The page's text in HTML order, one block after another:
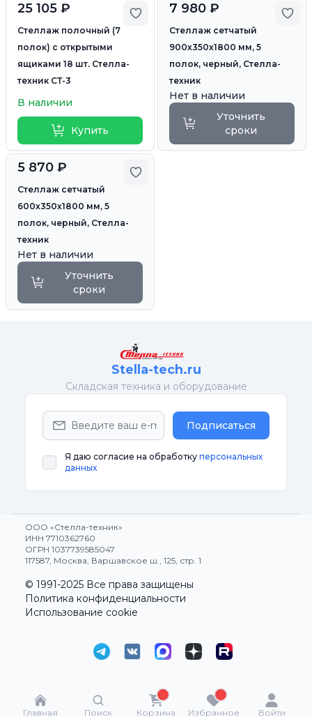
Добавить в избранное
25 105 ₽
Стеллаж полочный (7
полок) с открытыми
ящиками 18 шт. Стелла-
техник СТ-3
В наличии
Купить
7 980 ₽
Стеллаж сетчатый
900х350х1800 мм, 5
полок, черный, Стелла-
техник
Нет в наличии
Уточнить
сроки
Добавить в избранное
5 870 ₽
Стеллаж сетчатый
600х350х1800 мм, 5
полок, черный, Стелла-
техник
Нет в наличии
Уточнить
сроки
Stella-tech.ru
Cкладская техника и оборудование
Подписаться
Я даю согласие на обработку персональных
данных
ООО «Стелла-техник»
ИНН 7710362760
ОГРН 1037739585047
117587, Москва, Варшавское ш., 125, стр. 1
© 1991-2025 Все права защищены
Политика конфиденциальности
Использование cookie
Главная Поиск Корзина Избранное Войти